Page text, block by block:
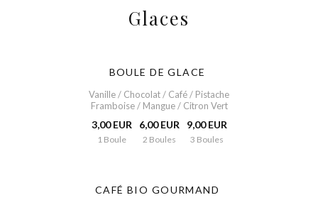
Glaces
BOULE DE GLACE
Vanille / Chocolat / Café / Pistache
Framboise / Mangue / Citron Vert
3,00 EUR
1 Boule
6,00 EUR
2 Boules
9,00 EUR
3 Boules
CAFÉ BIO GOURMAND